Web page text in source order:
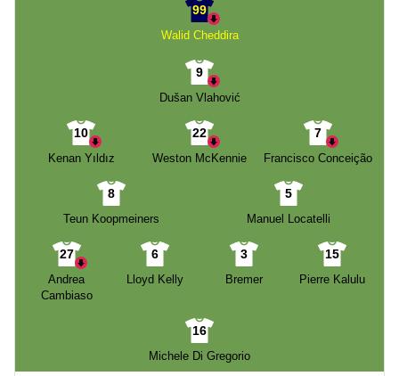
99
Walid Cheddira
9
Dušan Vlahović
10
Kenan Yıldız
22
Weston McKennie
7
Francisco Conceição
8
Teun Koopmeiners
5
Manuel Locatelli
27
Andrea
Cambiaso
6
Lloyd Kelly
3
Bremer
15
Pierre Kalulu
16
Michele Di Gregorio